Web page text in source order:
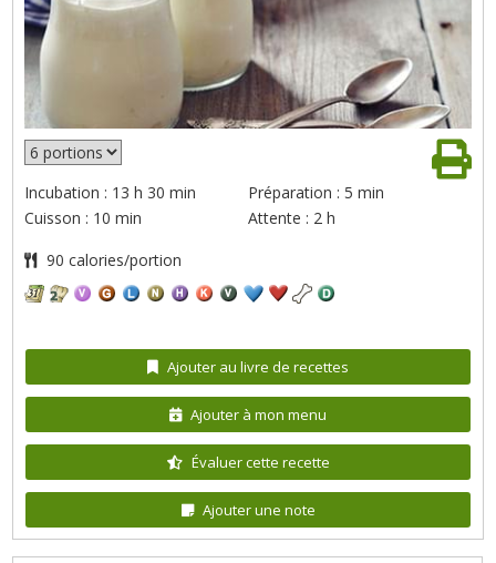
Incubation : 13 h 30 min
Préparation : 5 min
Cuisson : 10 min
Attente : 2 h
90 calories/portion
Ajouter au livre de recettes
Ajouter à mon menu
Évaluer cette recette
Ajouter une note